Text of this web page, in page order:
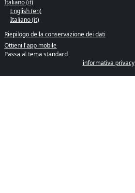
Italiano ‎(it)‎
English ‎(en)‎
Italiano ‎(it)‎
Riepilogo della conservazione dei dati
Ottieni l'app mobile
Passa al tema standard
informativa privacy